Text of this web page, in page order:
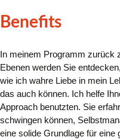
Benefits
In meinem Programm zurück
Ebenen werden Sie
wie ich wahre Liebe in mein
das auch können. Ich helfe
Approach benutzten. Sie
schwingen können,
eine solide Grundlage für